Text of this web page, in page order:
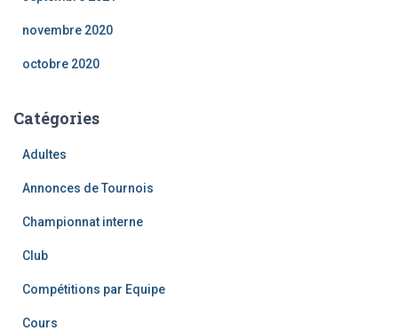
novembre 2020
octobre 2020
Catégories
Adultes
Annonces de Tournois
Championnat interne
Club
Compétitions par Equipe
Cours